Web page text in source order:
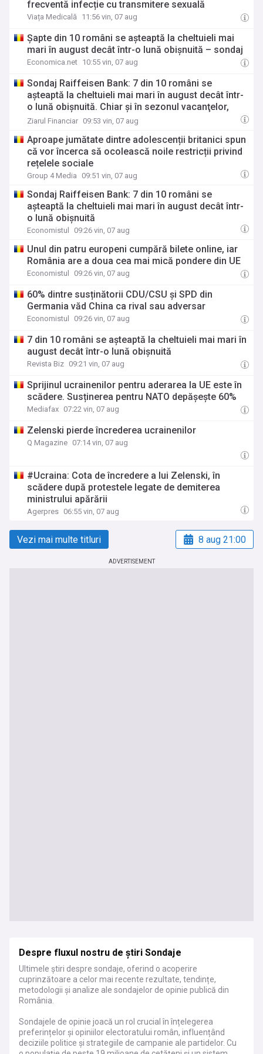
frecventă infecție cu transmitere sexuală
Viața Medicală 11:56 vin, 07 aug
Şapte din 10 români se aşteaptă la cheltuieli mai
mari în august decât într-o lună obişnuită – sondaj
Economica.net 10:55 vin, 07 aug
Sondaj Raiffeisen Bank: 7 din 10 români se
aşteaptă la cheltuieli mai mari în august decât într-
o lună obişnuită. Chiar şi în sezonul vacanţelor,
cheltuielile curente rămân principala sursă de
Ziarul Financiar 09:53 vin, 07 aug
Aproape jumătate dintre adolescenții britanici spun
că vor încerca să ocolească noile restricții privind
rețelele sociale
Group 4 Media 09:51 vin, 07 aug
Sondaj Raiffeisen Bank: 7 din 10 români se
așteaptă la cheltuieli mai mari în august decât într-
o lună obișnuită
Economistul 09:26 vin, 07 aug
Unul din patru europeni cumpără bilete online, iar
România are a doua cea mai mică pondere din UE
Economistul 09:26 vin, 07 aug
60% dintre susținătorii CDU/CSU și SPD din
Germania văd China ca rival sau adversar
Economistul 09:26 vin, 07 aug
7 din 10 români se așteaptă la cheltuieli mai mari în
august decât într-o lună obișnuită
Revista Biz 09:21 vin, 07 aug
Sprijinul ucrainenilor pentru aderarea la UE este în
scădere. Susținerea pentru NATO depășește 60%
Mediafax 07:22 vin, 07 aug
Zelenski pierde încrederea ucrainenilor
Q Magazine 07:14 vin, 07 aug
#Ucraina: Cota de încredere a lui Zelenski, în
scădere după protestele legate de demiterea
ministrului apărării
Agerpres 06:55 vin, 07 aug
Vezi mai multe titluri 8 aug 21:00
ADVERTISEMENT
Despre fluxul nostru de știri Sondaje
Ultimele știri despre sondaje, oferind o acoperire
cuprinzătoare a celor mai recente rezultate, tendințe,
metodologii și analize ale sondajelor de opinie publică din
România.
Sondajele de opinie joacă un rol crucial în înțelegerea
preferințelor și opiniilor electoratului român, influențând
deciziile politice și strategiile de campanie ale partidelor. Cu